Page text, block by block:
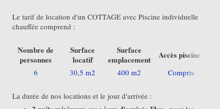
Le tarif de location d'un COTTAGE avec Piscine individuelle
chauffée comprend :
Nombre de
personnes
Surface
locatif
Surface
emplacement
Accès piscine
6 30,5 m2 400 m2 Compris
La durée de nos locations et le jour d'arrivée :